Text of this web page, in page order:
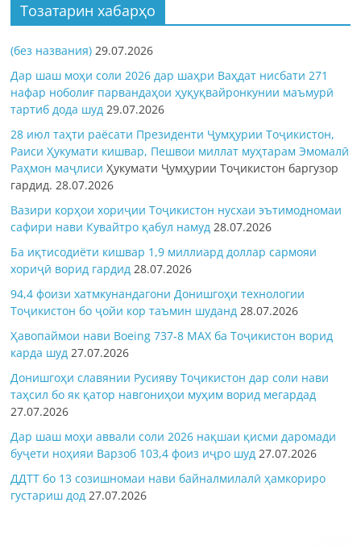
Тозатарин хабарҳо
(без названия) 29.07.2026
Дар шаш моҳи соли 2026 дар шаҳри Ваҳдат нисбати 271
нафар ноболиғ парвандаҳои ҳуқуқвайронкунии маъмурӣ
тартиб дода шуд 29.07.2026
28 июл таҳти раёсати Президенти Ҷумҳурии Тоҷикистон,
Раиси Ҳукумати кишвар, Пешвои миллат муҳтарам Эмомалӣ
Раҳмон маҷлисиҲукумати Ҷумҳурии Тоҷикистон баргузор
гардид.28.07.2026
Вазири корҳои хориҷии Тоҷикистон нусхаи эътимодномаи
сафири нави Кувайтро қабул намуд 28.07.2026
Ба иқтисодиёти кишвар 1,9 миллиард доллар сармояи
хориҷӣ ворид гардид 28.07.2026
94,4 фоизи хатмкунандагони Донишгоҳи технологии
Тоҷикистон бо ҷойи кор таъмин шуданд 28.07.2026
Ҳавопаймои нави Boeing 737-8 MAX ба Тоҷикистон ворид
карда шуд 27.07.2026
Донишгоҳи славянии Русияву Тоҷикистон дар соли нави
таҳсил бо як қатор навгониҳои муҳим ворид мегардад
27.07.2026
Дар шаш моҳи аввали соли 2026 нақшаи қисми даромади
буҷети ноҳияи Варзоб 103,4 фоиз иҷро шуд 27.07.2026
ДДТТ бо 13 созишномаи нави байналмилалӣ ҳамкориро
густариш дод 27.07.2026